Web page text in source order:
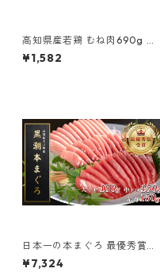
高知県産若鶏 むね肉690g ブ
ランド鶏 よさこい尾鶏
¥1,582
日本一の本まぐろ 最優秀賞受
賞 赤身・中トロ・大トロ 3種
各1柵 計450g 刺身用 養殖
¥7,324